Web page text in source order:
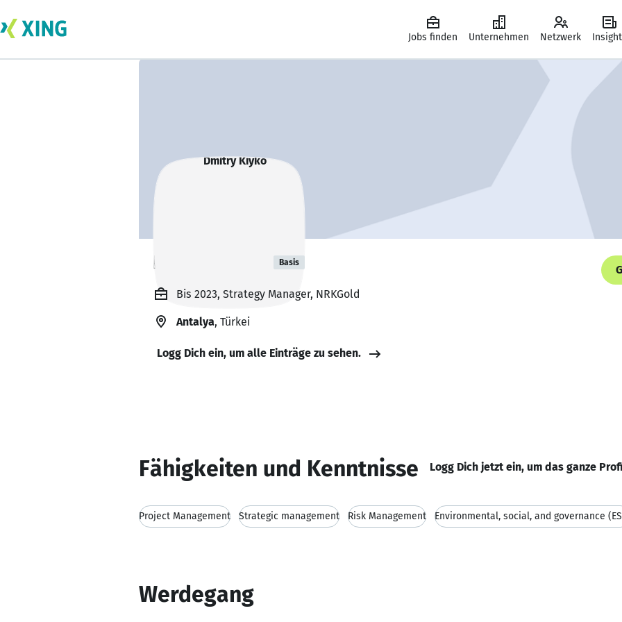
Jobs finden Unternehmen Netzwerk
Dmitry Kiyko Basis
Bis 2023, Strategy Manager, NRKGold
Antalya, Türkei
Logg Dich ein, um alle Einträge zu sehen.
Fähigkeiten und Kenntnisse Logg Dich jetzt ein, um das ganze
Project Management Strategic management Risk Management Environmental, social, and governance
Werdegang